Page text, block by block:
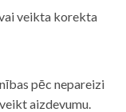
veikta korekta
pēc nepareizi
aizdevumu.